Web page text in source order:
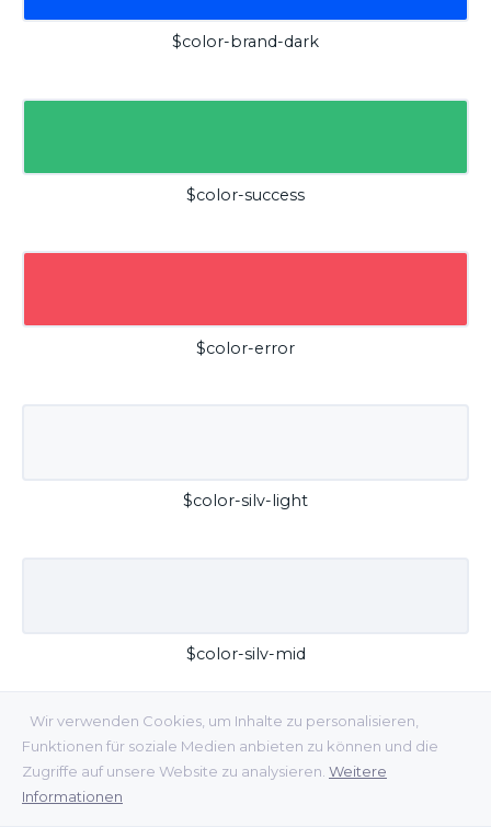
Wir verwenden Cookies, um Inhalte zu personalisieren,
Funktionen für soziale Medien anbieten zu können und die
Zugriffe auf unsere Website zu analysieren. Weitere
Informationen
$color-brand-dark
$color-success
$color-error
$color-silv-light
$color-silv-mid